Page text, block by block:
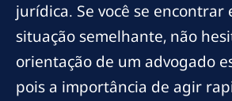
jurídica. Se você se encontrar
situação semelhante, não
orientação de um advogado
pois a importância de agir